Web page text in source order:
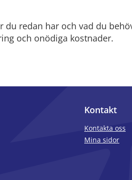
du redan har och vad du
och onödiga kostnader.
Kontakt
Kontakta oss
Mina sidor